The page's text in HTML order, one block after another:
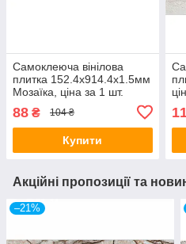
Самоклеюча вінілова
плитка 152.4х914.4х1.5мм
Мозаїка, ціна за 1 шт.
00000223
88 ₴ 104 ₴
Купити
Акційні пропозиції та
–21%